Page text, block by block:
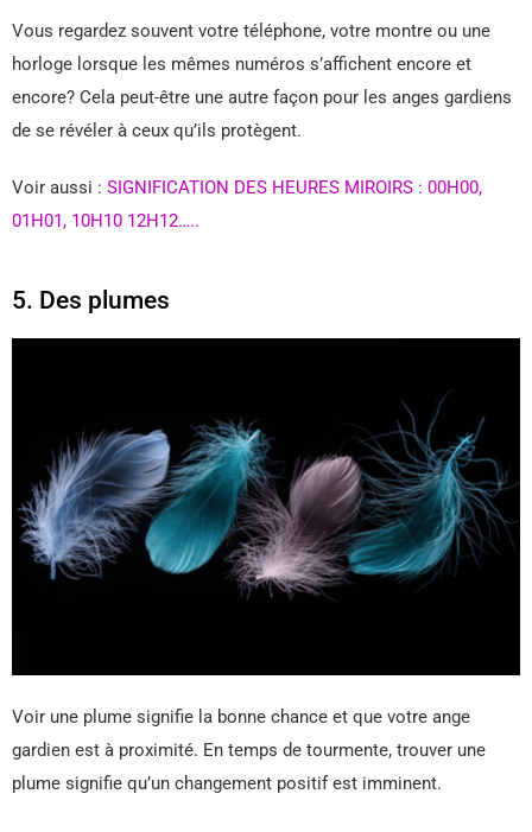
Vous regardez souvent votre téléphone, votre montre ou une
horloge lorsque les mêmes numéros s’affichent encore et
encore? Cela peut-être une autre façon pour les anges gardiens
de se révéler à ceux qu’ils protègent.
Voir aussi : SIGNIFICATION DES HEURES MIROIRS : 00H00,
01H01, 10H10 12H12…..
5. Des plumes
Voir une plume signifie la bonne chance et que votre ange
gardien est à proximité. En temps de tourmente, trouver une
plume signifie qu’un changement positif est imminent.